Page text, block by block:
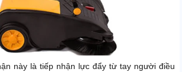
này là tiếp nhận lực đẩy từ tay người điều